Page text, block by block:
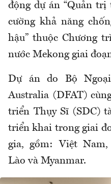
động dự án “Quản trị
cường khả năng
hậu” thuộc Chương
nước Mekong giai
Dự án do Bộ
Australia (DFAT)
triển Thụy Sĩ (SDC)
triển khai trong giai
gia, gồm: Việt Nam,
Lào và Myanmar.